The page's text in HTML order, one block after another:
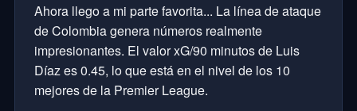
Ahora llego a mi parte favorita... La línea de ataque
de Colombia genera números realmente
impresionantes. El valor xG/90 minutos de Luis
Díaz es 0.45, lo que está en el nivel de los 10
mejores de la Premier League.